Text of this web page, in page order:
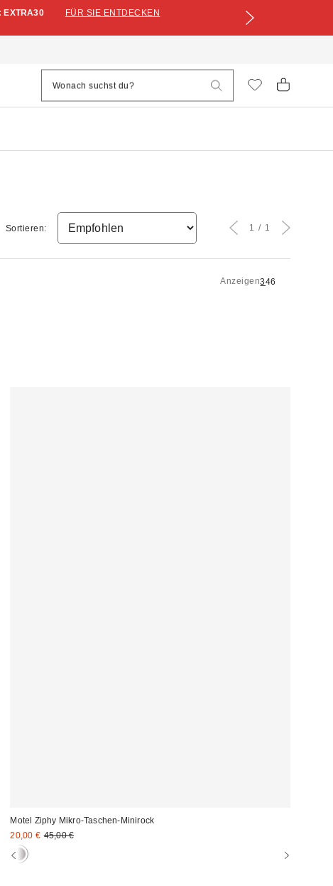
EXTRA30
FÜR SIE ENTDECKEN
Anzeigen346
Sortieren: 1 1
Motel Ziphy Mikro-Taschen-Minirock
Sale
Preis:
20,00 € Original
45,00 €